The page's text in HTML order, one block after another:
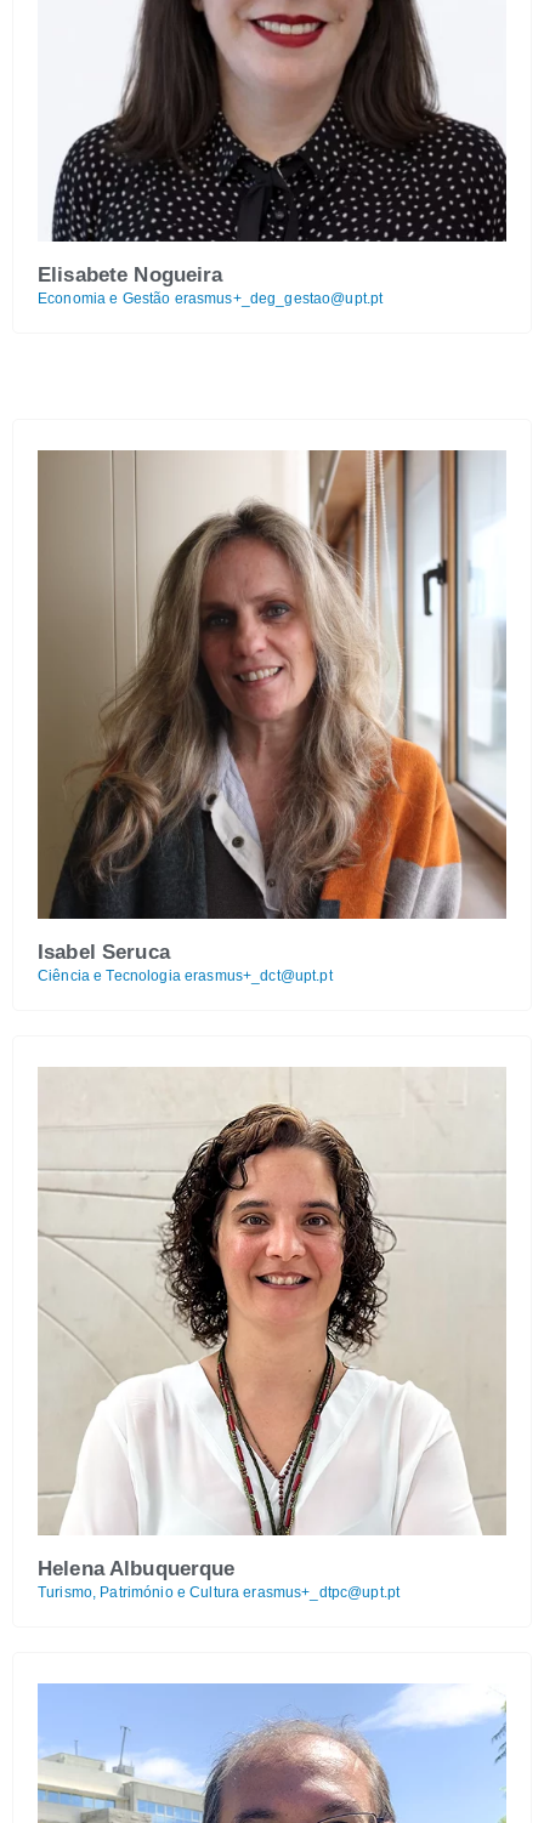
Elisabete Nogueira
Economia e Gestão erasmus+_deg_gestao@upt.pt
Isabel Seruca
Ciência e Tecnologiaerasmus+_dct@upt.pt
Helena Albuquerque
Turismo, Património e Culturaerasmus+_dtpc@upt.pt